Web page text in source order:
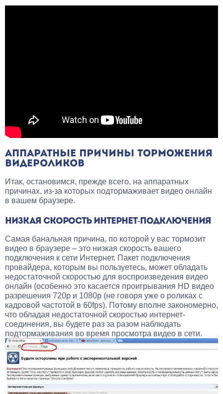
АППАРАТНЫЕ ПРИЧИНЫ ТОРМОЖЕНИЯ
ВИДЕРОЛИКОВ
Итак, остановимся, прежде всего, на аппаратных
причинах, из-за которых подтормаживает видео онлайн
в вашем браузере.
НИЗКАЯ СКОРОСТЬ ИНТЕРНЕТ-ПОДКЛЮЧЕНИЯ
Самая банальная причина, по которой у вас тормозит
видео в браузере – это низкая скорость вашего
подключения к сети Интернет. Пакет подключения
провайдера, которым вы пользуетесь, может обладать
недостаточной скоростью для воспроизведения видео
онлайн (особенно это касается проигрывания HD видео
разрешения 720p и 1080p (не говоря уже о роликах с
кадровой частотой в 60fps). Потому вполне закономерно,
что обладая недостаточной скоростью интернет-
соединения, вы будете раз за разом наблюдать
подтормаживания во время просмотра видео в сети.